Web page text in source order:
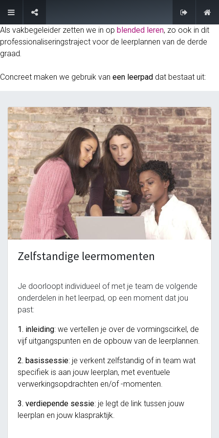
Als vakbegeleider zetten we in op blended leren, zo ook in dit
professionaliseringstraject voor de leerplannen van de derde
graad.
Concreet maken we gebruik van een leerpad dat bestaat uit:
Zelfstandige leermomenten
Je doorloopt individueel of met je team de volgende
onderdelen in het leerpad, op een moment dat jou
past:
1. inleiding: we vertellen je over de vormingscirkel, de
vijf uitgangspunten en de opbouw van de leerplannen.
2. basissessie: je verkent zelfstandig of in team wat
specifiek is aan jouw leerplan, met eventuele
verwerkingsopdrachten en/of -momenten.
3. verdiepende sessie: je legt de link tussen jouw
leerplan en jouw klaspraktijk.
leeromgeving@katholiekonderwijs.vlaanderen
privacyverklaring cookiebeleid
Copyright © Bedrijfsnaam